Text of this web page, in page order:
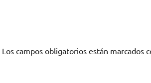
Los campos obligatorios están marcados